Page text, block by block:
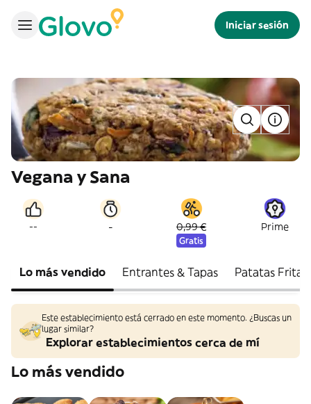
Iniciar sesión
Vegana y Sana
-- - 0,99 €
Gratis
Prime
Lo más vendido Entrantes & Tapas Patatas Fritas
Este establecimiento está cerrado en este momento. ¿Buscas un
lugar similar?
Explorar establecimientos cerca de mí
Lo más vendido